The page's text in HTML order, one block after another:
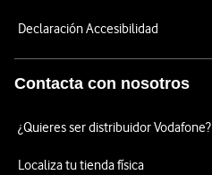
Declaración Accesibilidad
Contacta con nosotros
¿Quieres ser distribuidor Vodafone?
Localiza tu tienda física